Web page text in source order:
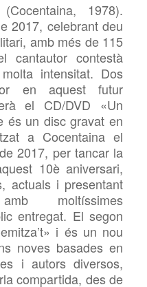
1978).
2017, celebrant deu
amb més de 115
cantautor contestà
intensitat. Dos
en aquest futur
el CD/DVD «Un
és un disc gravat en
a Cocentaina el
2017, per tancar la
10è aniversari,
actuals i presentant
moltíssimes
entregat. El segon
i és un nou
noves basades en
i autors diversos,
compartida, des de